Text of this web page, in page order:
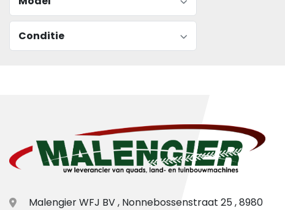
Conditie
Malengier WFJ BV , Nonnebossenstraat 25 , 8980